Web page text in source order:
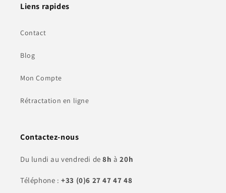
Liens rapides
Contact
Blog
Mon Compte
Rétractation en ligne
Contactez-nous
Du lundi au vendredi de8h à20h
Téléphone :+33 (0)6 27 47 47 48